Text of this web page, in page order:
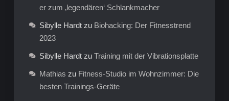
er zum ‚legendären‘ Schlankmacher
Sibylle Hardtzu Biohacking: Der Fitnesstrend
2023
Sibylle Hardtzu Training mit der Vibrationsplatte
Mathias zu Fitness-Studio im Wohnzimmer: Die
besten Trainings-Geräte